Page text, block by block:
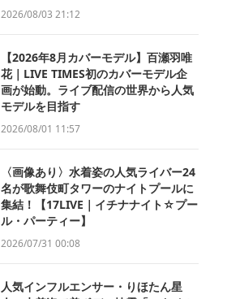
2026/08/03 21:12
【2026年8月カバーモデル】百瀬羽唯
花｜LIVE TIMES初のカバーモデル企
画が始動。ライブ配信の世界から人気
モデルを目指す
2026/08/01 11:57
〈画像あり〉水着姿の人気ライバー24
名が歌舞伎町タワーのナイトプールに
集結！【17LIVE｜イチナナイト☆プー
ル・パーティー】
2026/07/31 00:08
人気インフルエンサー・りほたん星